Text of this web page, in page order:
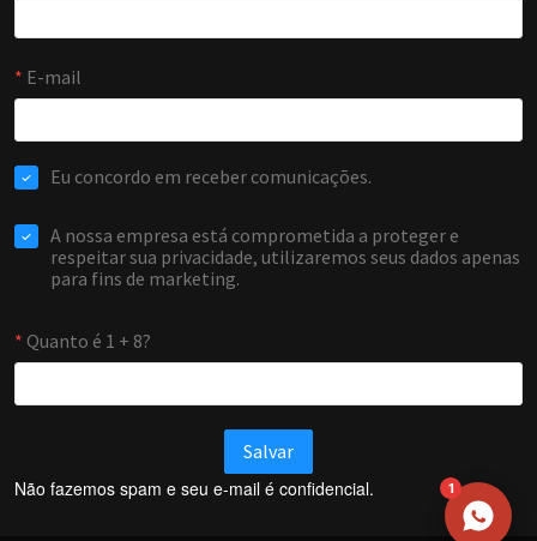
Não fazemos spam e seu e-mail é confidencial.
WHATSAPP / TELEFONE
1